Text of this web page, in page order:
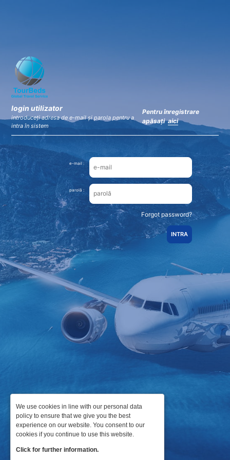
login utilizator
introduceţi adresa de e-mail şi parola pentru a
intra în sistem
Pentru înregistrare
apăsaţiaici
e-mail :
parolă :
Forgot password?
We use cookies in line with our personal data
policy to ensure that we give you the best
experience on our website. You consent to our
cookies if you continue to use this website.
Click for further information.